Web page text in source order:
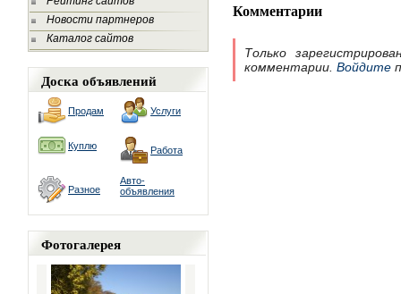
Новости партнеров
Каталог сайтов
Доска объявлений
Продам Услуги
Куплю Работа
Разное
Авто-
объявления
Фотогалерея
Комментарии
Только
комментарии. Войдите